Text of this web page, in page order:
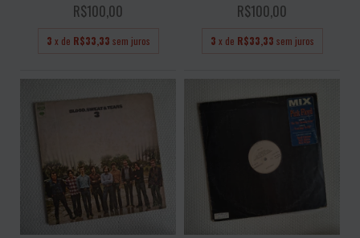
R$100,00
3 x de R$33,33 sem juros
R$100,00
3 x de R$33,33 sem juros